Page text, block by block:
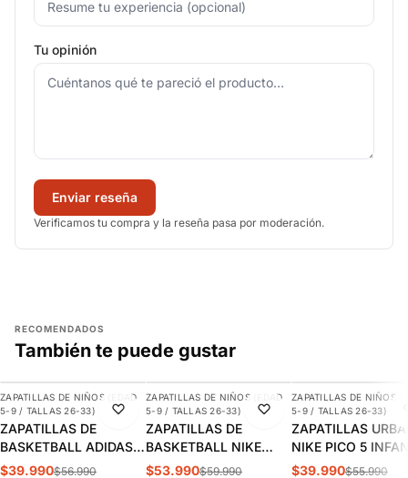
Tu opinión
Enviar reseña
Verificamos tu compra y la reseña pasa por moderación.
RECOMENDADOS
También te puede gustar
-30%
AGREGAR
ZAPATILLAS DE NIÑOS (EDAD
5-9 / TALLAS 26-33)
ZAPATILLAS DE
BASKETBALL ADIDAS
CROSS EM UP 5K
$39.990$56.990
-10%
AGREGAR
ZAPATILLAS DE NIÑOS (EDAD
5-9 / TALLAS 26-33)
ZAPATILLAS DE
BASKETBALL NIKE
TEAM HUSTLE D 12 PS
$53.990$59.990
-29%
ZAPATILLAS DE NIÑOS
5-9 / TALLAS 26-33)
ZAPATILLAS
NIKE PICO 5
AR4161-100
$39.990$55.990